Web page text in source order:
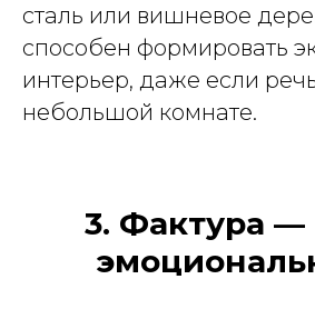
сталь или вишневое
способен формировать
интерьер, даже если
небольшой комнате.
3. Фактура —